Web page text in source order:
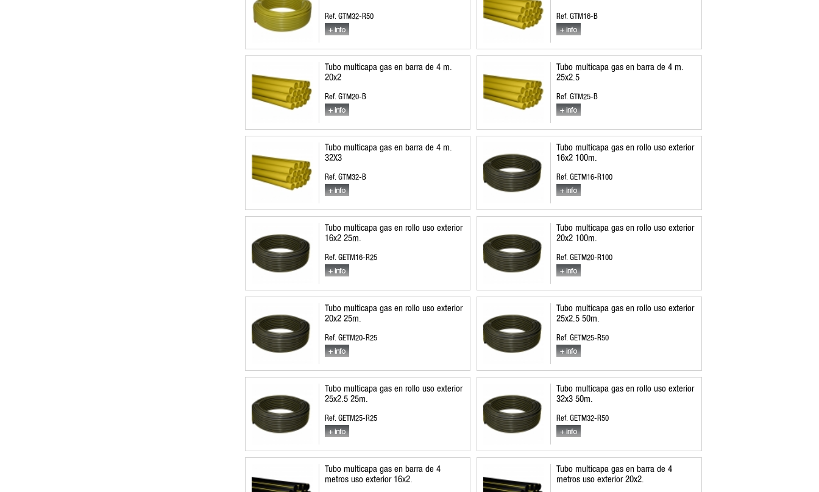
Ref. GTM32-R50 Ref. GTM16-B
Tubo multicapa gas en barra de 4 m.
20x2
Ref. GTM20-B
Tubo multicapa gas en barra de 4 m.
25x2.5
Ref. GTM25-B
Tubo multicapa gas en barra de 4 m.
32X3
Ref. GTM32-B
Tubo multicapa gas en rollo uso exterior
16x2 100m.
Ref. GETM16-R100
Tubo multicapa gas en rollo uso exterior
16x2 25m.
Ref. GETM16-R25
Tubo multicapa gas en rollo uso exterior
20x2 100m.
Ref. GETM20-R100
Tubo multicapa gas en rollo uso exterior
20x2 25m.
Ref. GETM20-R25
Tubo multicapa gas en rollo uso exterior
25x2.5 50m.
Ref. GETM25-R50
Tubo multicapa gas en rollo uso exterior
25x2.5 25m.
Ref. GETM25-R25
Tubo multicapa gas en rollo uso exterior
32x3 50m.
Ref. GETM32-R50
Tubo multicapa gas en barra de 4
metros uso exterior 16x2.
Tubo multicapa gas en barra de 4
metros uso exterior 20x2.